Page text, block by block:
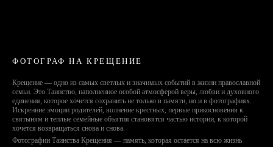
ФОТОГРАФ НА КРЕЩЕНИЕ
Крещение — одно из самых светлых и значимых событий в жизни православной
семьи. Это Таинство, наполненное особой атмосферой веры, любви и духовного
единения, которое хочется сохранить не только в памяти, но и в фотографиях.
Искренние эмоции родителей, волнение крестных, первые прикосновения к
святыням и теплые семейные объятия становятся частью истории, к которой
хочется возвращаться снова и снова.
Фотографии Таинства Крещения — память, которая остается на всю жизнь